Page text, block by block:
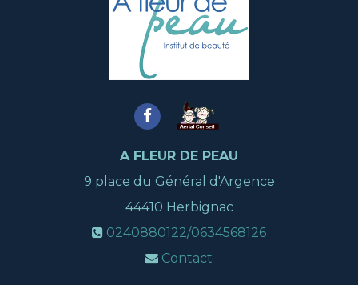
A FLEUR DE PEAU
9 place du Général d'Argence
44410 Herbignac
0240880122/0634568126
Contact